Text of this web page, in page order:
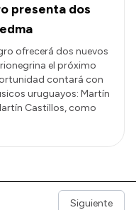
presenta dos
ofrecerá dos nuevos
el próximo
contará con
uruguayos: Martín
Castillos, como
Siguiente